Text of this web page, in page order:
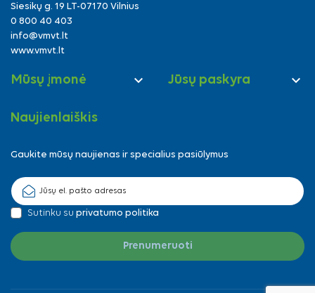
Siesikų g. 19 LT-07170 Vilnius
0 800 40 403
info@vmvt.lt
www.vmvt.lt
Mūsų įmonė  Jūsų paskyra 
Naujienlaiškis
Gaukite mūsų naujienas ir specialius pasiūlymus
Sutinku su privatumo politika